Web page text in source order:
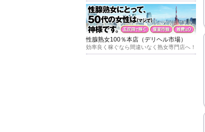
性腺熟女100％本店（デリヘル市場）
効率良く稼ぐなら間違いなく熟女専門店へ！